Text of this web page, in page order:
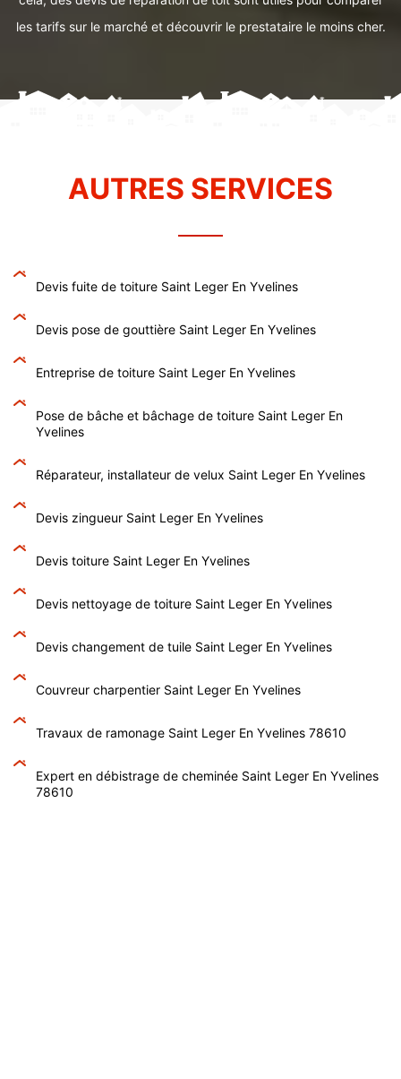
les tarifs sur le marché et découvrir le prestataire le moins cher.
AUTRES SERVICES
Devis fuite de toiture Saint Leger En Yvelines
Devis pose de gouttière Saint Leger En Yvelines
Entreprise de toiture Saint Leger En Yvelines
Pose de bâche et bâchage de toiture Saint Leger En
Yvelines
Réparateur, installateur de velux Saint Leger En Yvelines
Devis zingueur Saint Leger En Yvelines
Devis toiture Saint Leger En Yvelines
Devis nettoyage de toiture Saint Leger En Yvelines
Devis changement de tuile Saint Leger En Yvelines
Couvreur charpentier Saint Leger En Yvelines
Travaux de ramonage Saint Leger En Yvelines 78610
Expert en débistrage de cheminée Saint Leger En Yvelines
78610